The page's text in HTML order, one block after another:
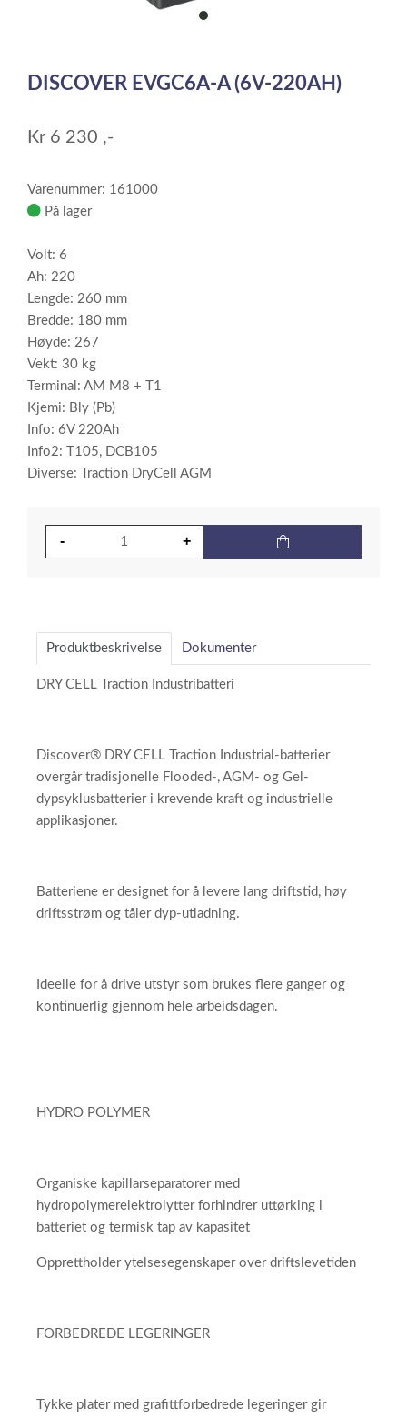
item
of
DISCOVER EVGC6A-A (6V-220AH)
Kr 6 230 ,-
Varenummer: 161000
På lager
Volt: 6
Ah: 220
Lengde: 260 mm
Bredde: 180 mm
Høyde: 267
Vekt: 30 kg
Terminal: AM M8 + T1
Kjemi: Bly (Pb)
Info: 6V 220Ah
Info2: T105, DCB105
Diverse: Traction DryCell AGM
Produktbeskrivelse Dokumenter
DRY CELL Traction Industribatteri
Discover® DRY CELL Traction Industrial-batterier
overgår tradisjonelle Flooded-, AGM- og Gel-
dypsyklusbatterier i krevende kraft og industrielle
applikasjoner.
Batteriene er designet for å levere lang driftstid, høy
driftsstrøm og tåler dyp-utladning.
Ideelle for å drive utstyr som brukes flere ganger og
kontinuerlig gjennom hele arbeidsdagen.
HYDRO POLYMER
Organiske kapillarseparatorer med
hydropolymerelektrolytter forhindrer uttørking i
batteriet og termisk tap av kapasitet
Opprettholder ytelsesegenskaper over driftslevetiden
FORBEDREDE LEGERINGER
Tykke plater med grafittforbedrede legeringer gir